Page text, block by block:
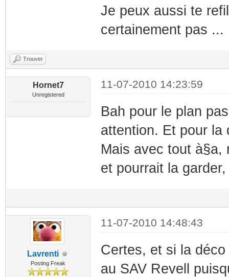
Je peux aussi te
certainement pas ...
Trouver
Hornet7
Unregistered
11-07-2010 14:23:59
Bah pour le plan
attention. Et pour
Mais avec tout à§a,
et pourrait la
Lavrenti
Posting Freak
11-07-2010 14:48:43
Certes, et si la
au SAV Revell